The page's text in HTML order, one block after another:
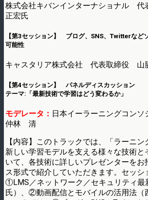
株式会社キバンインターナショナル
正宏氏
【第3セッション】 ブログ、SNS、Twitterなど
可能性
キャスタリア株式会社 代表取締役
【第4セッション】 パネルディスカッション
テーマ:「最新技術で学習はどう変わるか」
モデレータ： 日本イーラーニングコン
仲林 清
【内容】このトラックでは、「ラーニン
新しい学習モデルを支える様々な技術と
いて、各技術に詳しいプレゼンターをお
ス形式で紹介していただきます。セッシ
①LMS／ネットワーク／セキュリティ最
氏）、②動画配信とモバイルの活用法（